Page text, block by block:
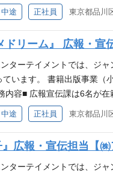
ならではの「好き」を共
ェーズに関わることがで
応できる方 サポート業
■ 複数作品がTVアニメ化
て行った娘がSランクにな
ード』 『無職の英雄 別に
ることをひた隠す』※シリ
、賢者のすゝめ』 また
ライブ等をパートナーを
に関わることができます
a- holic】 https://
た上で、アニメ化・ゲー
ただきます。 現在、【
進めております。
し 【必須条件】 アニメ
画立ち上げから回収まで
ーテイメントについて】
らも是非ご覧ください！
中途 正社員 東京都品川
リーム』 広報・宣
ターテイメントでは、ジ
います。 書籍出版事業
容■ 広報宣伝課は6名が
れるメンバーを募集いた
部専任2名（2026年5月時
いて、プロジェクトメン
入社後すぐ特に期待する
中途 正社員 東京都品川
広報・宣伝担当【
ターテイメントでは、ジ